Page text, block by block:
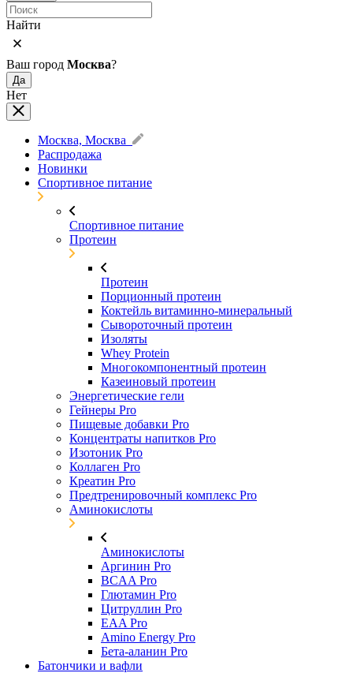
Найти
Ваш город Москва?
Да
Нет
Москва, Москва
Распродажа
Новинки
Спортивное питание
Спортивное питание
Протеин
Протеин
Порционный протеин
Коктейль витаминно-минеральный
Сывороточный протеин
Изоляты
Whey Protein
Многокомпонентный протеин
Казеиновый протеин
Энергетические гели
Гейнеры Pro
Пищевые добавки Pro
Концентраты напитков Pro
Изотоник Pro
Коллаген Pro
Креатин Pro
Предтренировочный комплекс Pro
Аминокислоты
Аминокислоты
Аргинин Pro
BCAA Pro
Глютамин Pro
Цитруллин Pro
EAA Pro
Amino Energy Pro
Бета-аланин Pro
Батончики и вафли